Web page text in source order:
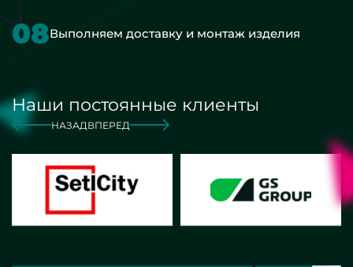
08Выполняем доставку и монтаж изделия
Наши постоянные клиенты
НАЗАД ВПЕРЕД